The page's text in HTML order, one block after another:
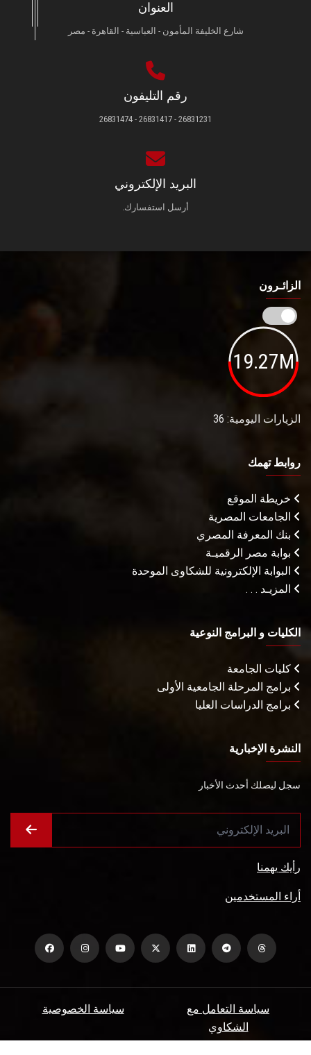
العنوان
شارع الخليفة المأمون - العباسية - القاهرة - مصر
رقم التليفون
26831231 - 26831417 - 26831474
البريد الإلكتروني
أرسل استفسارك.
الزائـرون
19.27M
الزيارات اليومية: 36
روابط تهمك
خريطة الموقع
الجامعات المصرية
بنك المعرفة المصري
بوابة مصر الرقميـة
البوابة الإلكترونية للشكاوى الموحدة
المزيـد . . .
الكليات و البرامج النوعية
كليات الجامعة
برامج المرحلة الجامعية الأولى
برامج الدراسات العليا
النشرة الإخبارية
سجل ليصلك أحدث الأخبار
رأيك يهمنا
أراء المستخدمين
سياسة الخصوصية
سياسة التعامل مع
الشكاوي